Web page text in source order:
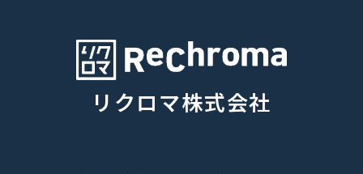
リクロマ株式会社